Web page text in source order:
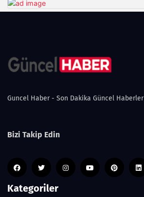
Guncel Haber - Son Dakika Güncel Haberler
Bizi Takip Edin
Kategoriler